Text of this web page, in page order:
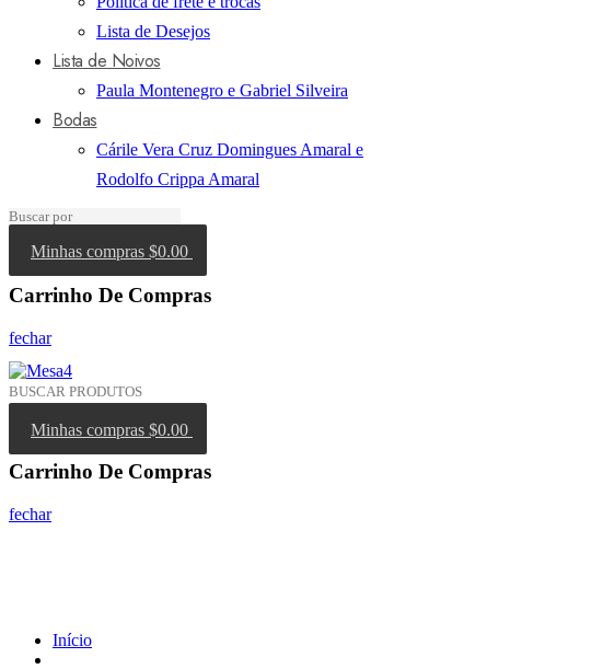
Lista de Desejos
Lista de Noivos
Paula Montenegro e Gabriel Silveira
Bodas
Cárile Vera Cruz Domingues Amaral e
Rodolfo Crippa Amaral
Minhas compras $0.00
Carrinho De Compras
fechar
Minhas compras $0.00
Carrinho De Compras
fechar
Início